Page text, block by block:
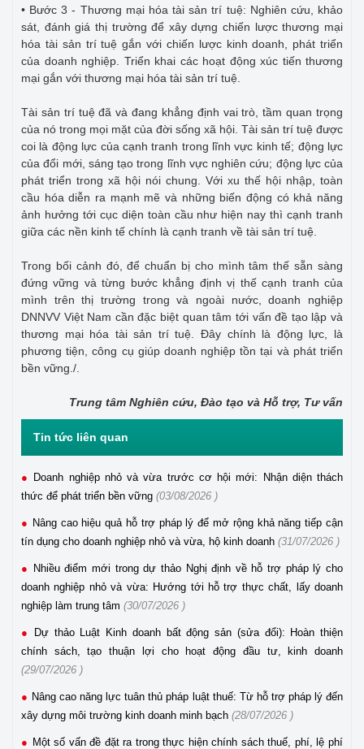
• Bước 3 - Thương mại hóa tài sản trí tuệ: Nghiên cứu, khảo
sát, đánh giá thị trường để xây dựng chiến lược thương mại
hóa tài sản trí tuệ gắn với chiến lược kinh doanh, phát triển
của doanh nghiệp. Triển khai các hoạt động xúc tiến thương
mại gắn với thương mại hóa tài sản trí tuệ.
Tài sản trí tuệ đã và đang khẳng định vai trò, tầm quan trọng
của nó trong mọi mặt của đời sống xã hội. Tài sản trí tuệ được
coi là động lực của cạnh tranh trong lĩnh vực kinh tế; động lực
của đổi mới, sáng tạo trong lĩnh vực nghiên cứu; động lực của
phát triển trong xã hội nói chung. Với xu thế hội nhập, toàn
cầu hóa diễn ra mạnh mẽ và những biến động có khả năng
ảnh hưởng tới cục diện toàn cầu như hiện nay thì cạnh tranh
giữa các nền kinh tế chính là cạnh tranh về tài sản trí tuệ.
Trong bối cảnh đó, để chuẩn bị cho mình tâm thế sẵn sàng
đứng vững và từng bước khẳng định vị thế cạnh tranh của
mình trên thị trường trong và ngoài nước, doanh nghiệp
DNNVV Việt Nam cần đặc biệt quan tâm tới vấn đề tạo lập và
thương mại hóa tài sản trí tuệ. Đây chính là động lực, là
phương tiện, công cụ giúp doanh nghiệp tồn tại và phát triển
bền vững./.
Trung tâm Nghiên cứu, Đào tạo và Hỗ trợ, Tư vấn
Tin tức liên quan
Doanh nghiệp nhỏ và vừa trước cơ hội mới: Nhận diện thách
thức để phát triển bền vững (03/08/2026 )
Nâng cao hiệu quả hỗ trợ pháp lý để mở rộng khả năng tiếp cận
tín dụng cho doanh nghiệp nhỏ và vừa, hộ kinh doanh (31/07/2026 )
Nhiều điểm mới trong dự thảo Nghị định về hỗ trợ pháp lý cho
doanh nghiệp nhỏ và vừa: Hướng tới hỗ trợ thực chất, lấy doanh
nghiệp làm trung tâm (30/07/2026 )
Dự thảo Luật Kinh doanh bất động sản (sửa đổi): Hoàn thiện
chính sách, tạo thuận lợi cho hoạt động đầu tư, kinh doanh
(29/07/2026 )
Nâng cao năng lực tuân thủ pháp luật thuế: Từ hỗ trợ pháp lý đến
xây dựng môi trường kinh doanh minh bạch (28/07/2026 )
Một số vấn đề đặt ra trong thực hiện chính sách thuế, phí, lệ phí